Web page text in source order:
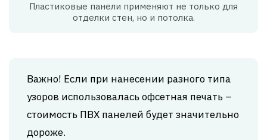
Пластиковые панели применяют не только для
отделки стен, но и потолка.
Важно! Если при нанесении разного типа
узоров использовалась офсетная печать –
стоимость ПВХ панелей будет значительно
дороже.